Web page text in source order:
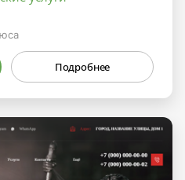
Подробнее